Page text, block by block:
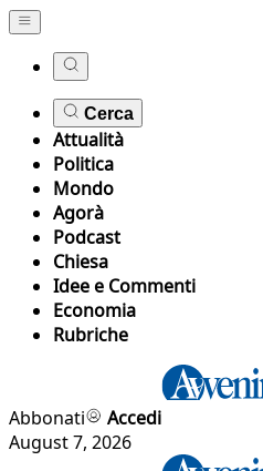
Cerca
Attualità
Politica
Mondo
Agorà
Podcast
Chiesa
Idee e Commenti
Economia
Rubriche
Abbonati
Accedi
August 7, 2026